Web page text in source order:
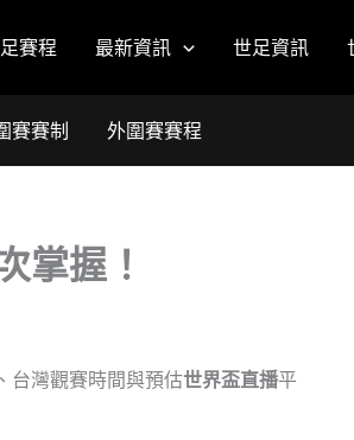
賽程 最新資訊 世足資訊
賽賽制 外圍賽賽程
掌握！
、台灣觀賽時間與預估世界盃直播平